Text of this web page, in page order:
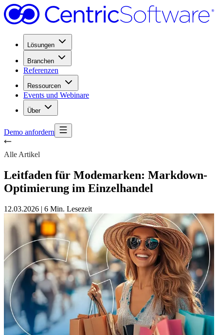
Lösungen
Branchen
Referenzen
Ressourcen
Events und Webinare
Über
Demo anfordern
Alle Artikel
Leitfaden für Modemarken: Markdown-
Optimierung im Einzelhandel
12.03.2026 | 6 Min. Lesezeit